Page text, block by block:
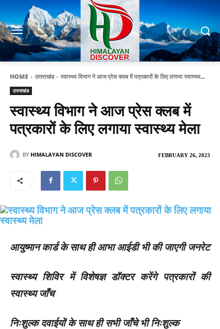
HOME उत्तराखंड स्वास्थ्य विभाग ने आज प्रेस क्लब में पत्रकारों के लिए लगाया स्वास्थ्य...
उत्तराखंड
स्वास्थ्य विभाग ने आज प्रेस क्लब में
पत्रकारों के लिए लगाया स्वास्थ्य मेला
FEBRUARY 26, 2023
BY HIMALAYAN DISCOVER
आयुष्मान कार्ड के साथ ही आभा आईडी भी की जाएगी जनरेट
स्वास्थ्य शिविर में विशेषज्ञ डॉक्टर करेंगे पत्रकारों की
स्वास्थ्य जाँच
निःशुल्क दवाईयों के साथ ही सभी जाँचे भी निःशुल्क